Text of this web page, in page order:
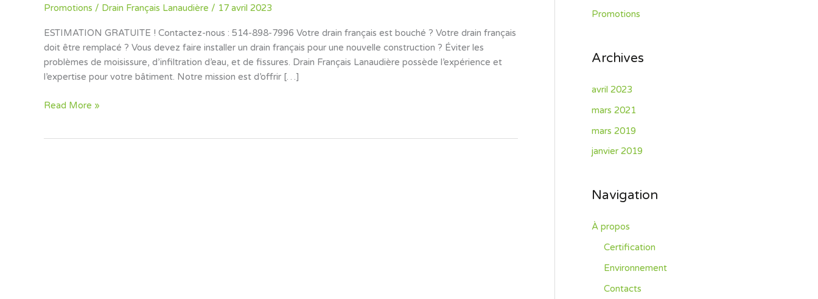
Promotions / Drain Français Lanaudière / 17 avril 2023
ESTIMATION GRATUITE ! Contactez-nous : 514-898-7996 Votre drain français est bouché ? Votre drain français
doit être remplacé ? Vous devez faire installer un drain français pour une nouvelle construction ? Éviter les
problèmes de moisissure, d’infiltration d’eau, et de fissures. Drain Français Lanaudière possède l’expérience et
l’expertise pour votre bâtiment. Notre mission est d’offrir […]
Read More »
Promotions
Archives
avril 2023
mars 2021
mars 2019
janvier 2019
Navigation
À propos
Certification
Environnement
Contacts